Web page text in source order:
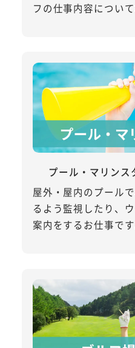
フの仕事内容について
プール・マリンス
屋外・屋内のプール
るよう監視したり、
案内をするお仕事です